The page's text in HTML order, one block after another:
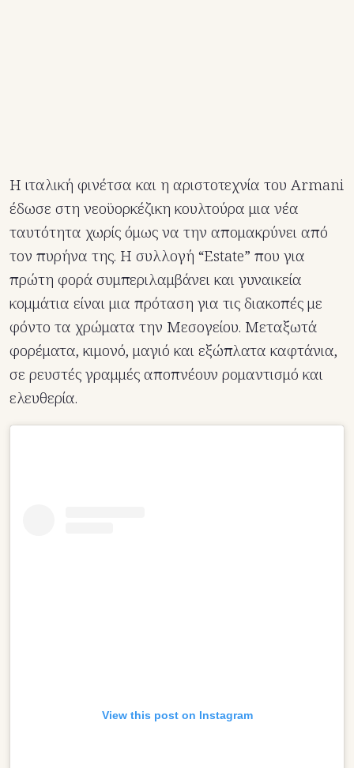
Η ιταλική φινέτσα και η αριστοτεχνία του Armani
έδωσε στη νεοϋορκέζικη κουλτούρα μια νέα
ταυτότητα χωρίς όμως να την απομακρύνει από
τον πυρήνα της. Η συλλογή “Estate” που για
πρώτη φορά συμπεριλαμβάνει και γυναικεία
κομμάτια είναι μια πρόταση για τις διακοπές με
φόντο τα χρώματα την Μεσογείου. Μεταξωτά
φορέματα, κιμονό, μαγιό και εξώπλατα καφτάνια,
σε ρευστές γραμμές αποπνέουν ρομαντισμό και
ελευθερία.
View this post on Instagram